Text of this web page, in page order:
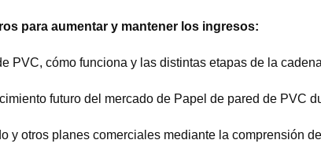
para aumentar y mantener los ingresos:
PVC, cómo funciona y las distintas etapas de la
futuro del mercado de Papel de pared de PVC
y otros planes comerciales mediante la comprensión